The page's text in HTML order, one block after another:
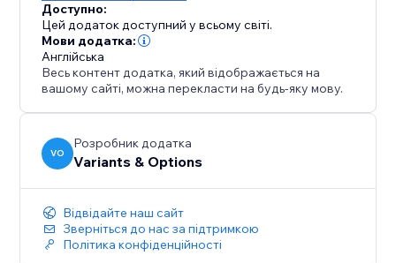
Доступно:
Цей додаток доступний у всьому світі.
Мови додатка:
Англійська
Весь контент додатка, який відображається на
вашому сайті, можна перекласти на будь-яку мову.
VO
Розробник додатка
Variants & Options
Відвідайте наш сайт
Зверніться до нас за підтримкою
Політика конфіденційності